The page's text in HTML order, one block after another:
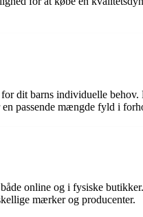
dit barns individuelle
passende mængde fyld i
online og i fysiske
mærker og producenter.